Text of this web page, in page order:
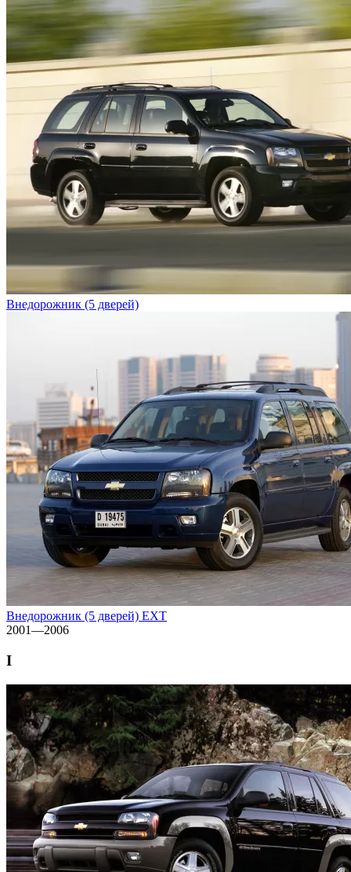
Внедорожник (5 дверей)
Внедорожник (5 дверей) EXT
2001—2006
I